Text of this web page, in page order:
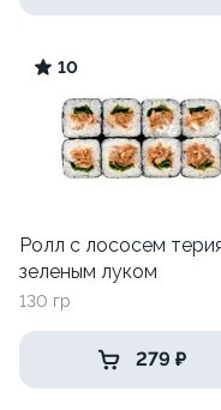
10
Ролл с лососем
зеленым луком
130 гр
279 ₽